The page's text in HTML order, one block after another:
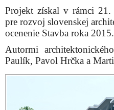
Projekt získal v rámci 21.
pre rozvoj slovenskej
ocenenie Stavba roka 2015.
Autormi
Paulík, Pavol Hrčka a